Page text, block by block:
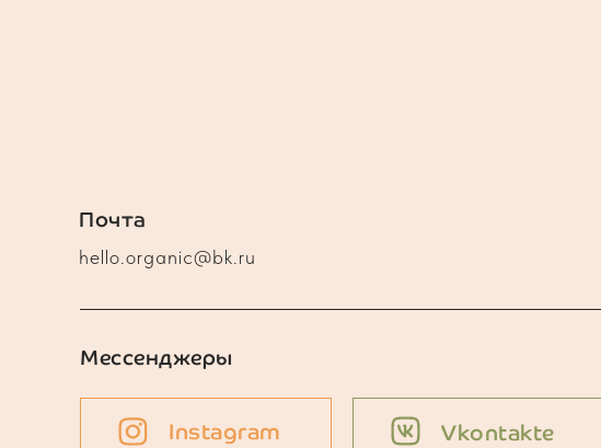
hello.organic@bk.ru
Почта
Instagram Vkontakte
Мессенджеры